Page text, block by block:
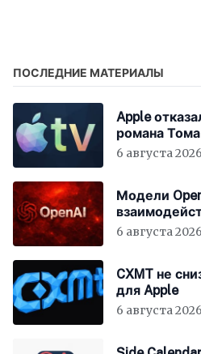
ПОСЛЕДНИЕ МАТЕРИАЛЫ
Apple
романа
6 августа 2026
Модели
до взлома
6 августа 2026
CXMT не
для Apple
6 августа 2026